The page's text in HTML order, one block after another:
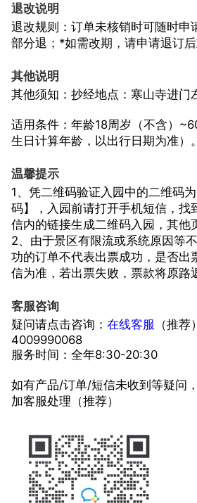
退改说明
退改规则：订单未核销时可随时申
部分退；*如需改期，请申请退订后
其他说明
其他须知：抄经地点：寒山寺进门
适用条件：年龄18周岁（不含）
生日计算年龄，以出行日期为准）。
温馨提示
1、凭二维码验证入园中的二维码
码】，入园前请打开手机短信，找
信内的链接生成二维码入园，其他
2、由于景区有限流或系统原因等
功的订单不代表出票成功，是否出
信为准，若出票失败，票款将原路
客服咨询
疑问请点击咨询： 在线客服 （推
4009990068
服务时间：全年8:30-20:30
如有产品/订单/短信未收到等疑问
加客服处理（推荐）